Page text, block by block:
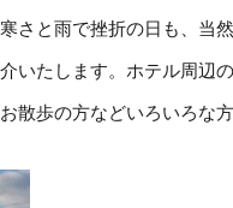
さと雨で挫折の日も、当然
いたします。ホテル周辺の
散歩の方などいろいろな